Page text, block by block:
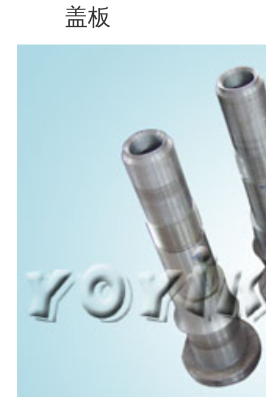
盖板